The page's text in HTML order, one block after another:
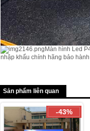
Màn hình Led
nhập khẩu chính hãng bảo
Sản phẩm liên quan
-43%